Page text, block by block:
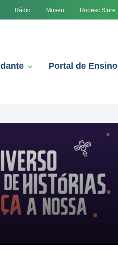
Rádio Museu Unoesc Store
Portal de Ensino